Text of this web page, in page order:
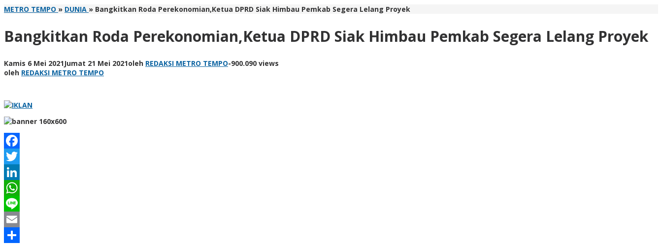
METRO TEMPO » DUNIA » Bangkitkan Roda Perekonomian,Ketua DPRD Siak Himbau Pemkab Segera Lelang Proyek
Bangkitkan Roda Perekonomian,Ketua DPRD Siak Himbau Pemkab Segera Lelang Proyek
Kamis 6 Mei 2021Jumat 21 Mei 2021oleh REDAKSI METRO TEMPO-900.090 views
oleh REDAKSI METRO TEMPO
Facebook
Twitter
LinkedIn
WhatsApp
Line
Email